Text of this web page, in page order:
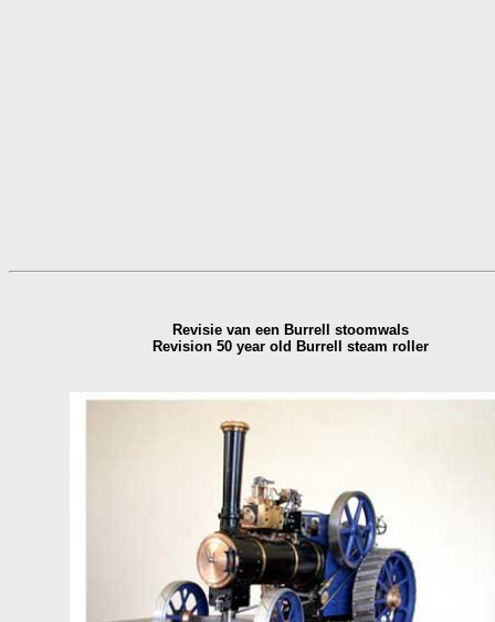
Revisie van een Burrell stoomwals
Revision 50 year old Burrell steam roller